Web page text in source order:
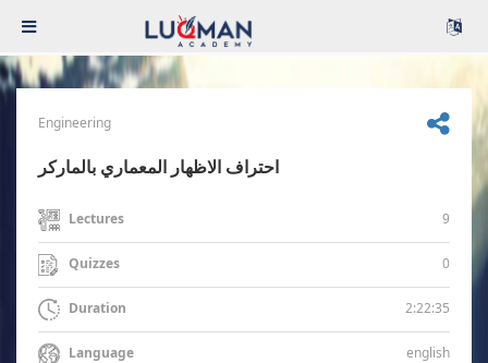
Engineering
احتراف الاظهار المعماري بالماركر
Lectures 9
Quizzes 0
Duration 2:22:35
Language english